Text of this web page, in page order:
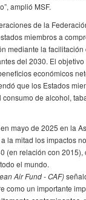
amplió MSF.
de la
miembros a
mediante la
del 2030. El
económicos
que los Estados
de alcohol,
mayo de 2025 en la
la mitad los impactos
(en relación con
el mundo.
Air Fund - CAF)
como un importante